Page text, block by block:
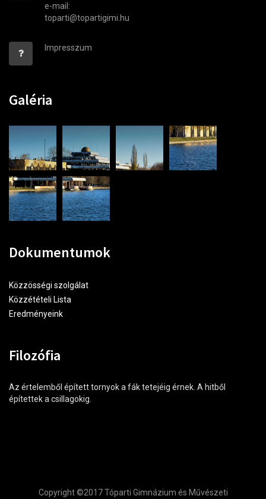
e-mail:
toparti@topartigimi.hu
Impresszum
Galéria
Dokumentumok
Közzösségi szolgálat
Közzétételi Lista
Eredményeink
Filozófia
Az értelemből épített tornyok a fák tetejéig érnek. A hitből
építettek a csillagokig.
Copyright ©2017 Tóparti Gimnázium és Művészeti